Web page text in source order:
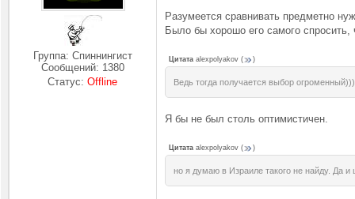
Группа: Спиннингист
Сообщений: 1380
Статус:Offline
Разумеется сравнивать предметно
Было бы хорошо его самого спросить,
Цитата alexpolyakov ( )
Ведь тогда получается выбор огроменный)))
Я бы не был столь оптимистичен.
Цитата alexpolyakov ( )
но я думаю в Израиле такого не найду. Да и